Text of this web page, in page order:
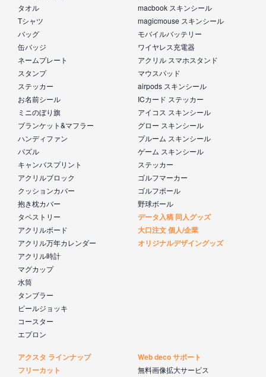
タオル
Tシャツ
バッグ
缶バッジ
ネームプレート
スタンプ
ステッカー
お名前シール
ミニのぼり旗
ブランケット&マフラー
ハンディファン
パズル
キャンバスプリント
アクリルブロック
クッションカバー
抱き枕カバー
タペストリー
アクリルボード
アクリル万年カレンダー
アクリル時計
マグカップ
水筒
タンブラー
ビールジョッキ
コースター
エプロン
macbook スキンシール
magicmouse スキンシール
モバイルバッテリー
ワイヤレス充電器
アクリル スマホスタンド
マウスパッド
airpods スキンシール
ICカード ステッカー
アイコス スキンシール
グロー スキンシール
プルーム スキンシール
ゲーム スキンシール
ステッカー
ゴルフマーカー
ゴルフボール
野球ボール
データ入稿 同人グッズ
大口注文 個人/企業
オリジナルデザイングッズ
アクスタ ラインナップ
フリーカット
Web deco サポート
無料画像拡大サービス